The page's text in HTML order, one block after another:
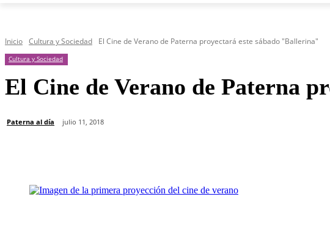
Inicio Cultura y Sociedad El Cine de Verano de Paterna proyectará este sábado "Ballerina"
Cultura y Sociedad
El Cine de Verano de Paterna
Paterna al día julio 11, 2018